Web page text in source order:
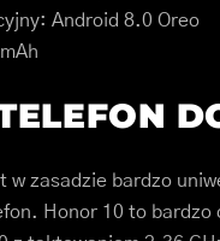
Android 8.0 Oreo
w zasadzie bardzo
Honor 10 to